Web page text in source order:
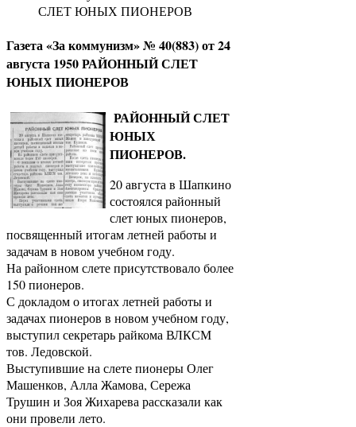
СЛЕТ ЮНЫХ ПИОНЕРОВ
Газета «За коммунизм» № 40(883) от 24
августа 1950 РАЙОННЫЙ СЛЕТ
ЮНЫХ ПИОНЕРОВ
РАЙОННЫЙ СЛЕТ
ЮНЫХ
ПИОНЕРОВ.
20 августа в Шапкино
состоялся районный
слет юных пионеров,
посвященный итогам летней работы и
задачам в новом учебном году.
На районном слете присутствовало более
150 пионеров.
С докладом о итогах летней работы и
задачах пионеров в новом учебном году,
выступил секретарь райкома ВЛКСМ
тов. Ледовской.
Выступившие на слете пионеры Олег
Машенков, Алла Жамова, Сережа
Трушин и Зоя Жихарева рассказали как
они провели лето.